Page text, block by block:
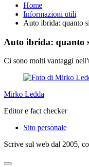
Home
Informazioni utili
Auto ibrida: quanto
Auto ibrida: quanto
Ci sono molti vantaggi
Mirko Ledda
Editor e fact checker
Sito personale
Scrive sul web dal 2005,